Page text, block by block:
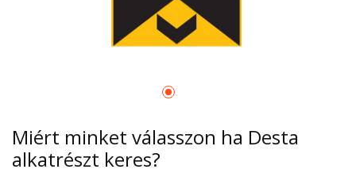
Miért minket válasszon ha Desta
alkatrészt keres?